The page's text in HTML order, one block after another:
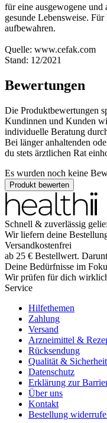
für eine ausgewogene und
gesunde Lebensweise.
aufbewahren.
Quelle: www.cefak.com
Stand: 12/2021
Bewertungen
Die Produktbewertungen
Kundinnen und Kunden
individuelle Beratung
Bei länger anhaltenden
du stets ärztlichen Rat
Es wurden noch keine
Produkt bewerten
Schnell & zuverlässig
Wir liefern deine
Versandkostenfrei
ab 25 € Bestellwert.
Deine Bedürfnisse im
Wir prüfen für dich
Service
Hilfethemen
Zahlung
Versand
Arzneimittel &
Rücksendung
Qualität & Sicherheit
Datenschutz
Erklärung zur
Über uns
Kontakt
Bestellung